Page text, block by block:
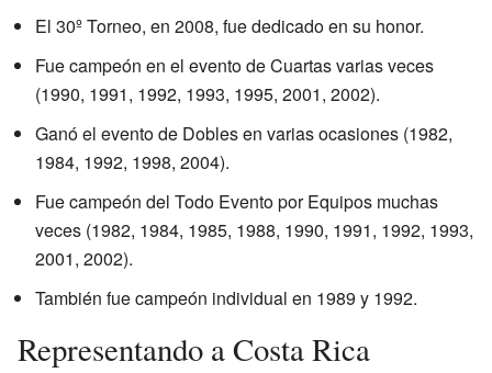
El 30º Torneo, en 2008, fue dedicado en su honor.
Fue campeón en el evento de Cuartas varias veces
(1990, 1991, 1992, 1993, 1995, 2001, 2002).
Ganó el evento de Dobles en varias ocasiones (1982,
1984, 1992, 1998, 2004).
Fue campeón del Todo Evento por Equipos muchas
veces (1982, 1984, 1985, 1988, 1990, 1991, 1992, 1993,
2001, 2002).
También fue campeón individual en 1989 y 1992.
Representando a Costa Rica